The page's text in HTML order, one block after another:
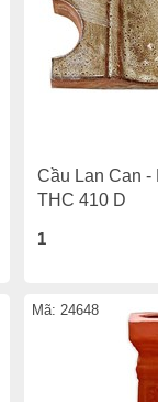
Cầu Lan Can
THC 410 D
1
Mã: 24648